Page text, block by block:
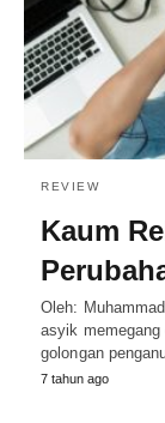
REVIEW
Kaum
Oleh:
asyik
golongan
7 tahun ago